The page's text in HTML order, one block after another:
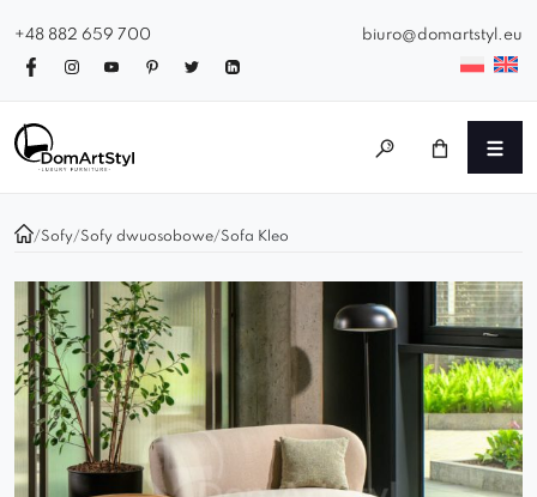
+48 882 659 700 biuro@domartstyl.eu
/Sofy/Sofy dwuosobowe/Sofa Kleo